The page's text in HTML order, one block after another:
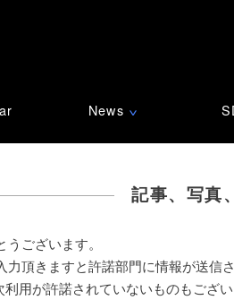
News ∨
記事、写真
ございます。
力頂きますと許諾部門に情報が送信
利用が許諾されていないものもござ